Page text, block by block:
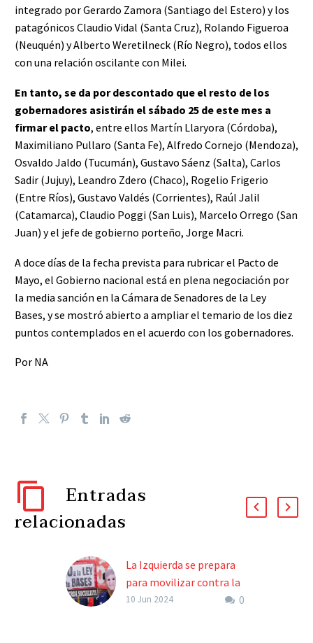
integrado por Gerardo Zamora (Santiago del Estero) y los
patagónicos Claudio Vidal (Santa Cruz), Rolando Figueroa
(Neuquén) y Alberto Weretilneck (Río Negro), todos ellos
con una relación oscilante con Milei.
En tanto, se da por descontado que el resto de los
gobernadores asistirán el sábado 25 de este mes a
firmar el pacto, entre ellos Martín Llaryora (Córdoba),
Maximiliano Pullaro (Santa Fe), Alfredo Cornejo (Mendoza),
Osvaldo Jaldo (Tucumán), Gustavo Sáenz (Salta), Carlos
Sadir (Jujuy), Leandro Zdero (Chaco), Rogelio Frigerio
(Entre Ríos), Gustavo Valdés (Corrientes), Raúl Jalil
(Catamarca), Claudio Poggi (San Luis), Marcelo Orrego (San
Juan) y el jefe de gobierno porteño, Jorge Macri.
A doce días de la fecha prevista para rubricar el Pacto de
Mayo, el Gobierno nacional está en plena negociación por
la media sanción en la Cámara de Senadores de la Ley
Bases, y se mostró abierto a ampliar el temario de los diez
puntos contemplados en el acuerdo con los gobernadores.
Por NA
Entradas
relacionadas
La Izquierda se prepara
para movilizar contra la
Ley Bases
0
10 Jun 2024